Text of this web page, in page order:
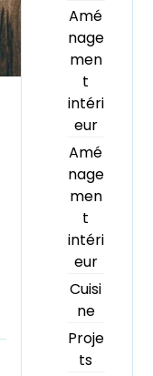
Amé
nage
men
t
intéri
eur
Amé
nage
men
t
intéri
eur
Cuisi
ne
Proje
ts